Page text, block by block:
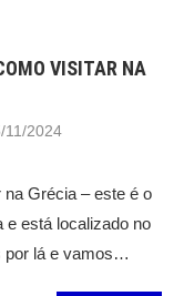
VISITAR NA
11/2024
Grécia – este é o
e está localizado no
por lá e vamos…